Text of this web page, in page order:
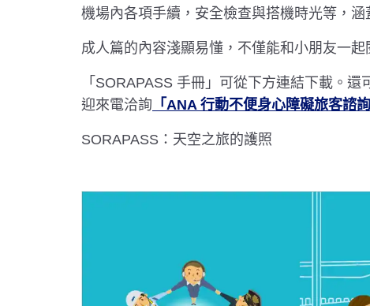
機場內各項手續，安全檢查與搭機時光等，
成人篇的內容淺顯易懂，不僅能和小朋友一
「SORAPASS 手冊」可從下方連結下載。
迎來電洽詢 「ANA 行動不便身心障礙旅客諮詢
SORAPASS：天空之旅的護照